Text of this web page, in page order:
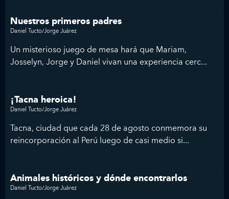
Nuestros primeros padres
Daniel Tucto/Jorge Juárez
Un misterioso juego de mesa hará que Mariam,
Josselyn, Jorge y Daniel vivan una experiencia cerc...
¡Tacna heroica!
Daniel Tucto/Jorge Juárez
Tacna, ciudad que cada 28 de agosto conmemora su
reincorporación al Perú luego de casi medio si...
Animales históricos y dónde encontrarlos
Daniel Tucto/Jorge Juárez